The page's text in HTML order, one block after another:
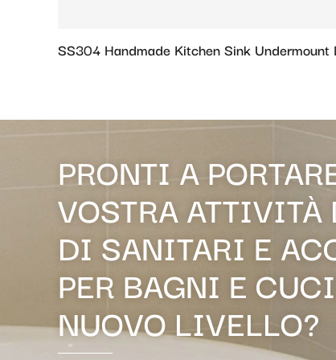
SS304 Handmade Kitchen Sink Undermount
PRONTI A
VOSTRA
DI SANITARI E
PER BAGNI E
NUOVO LIVELLO?